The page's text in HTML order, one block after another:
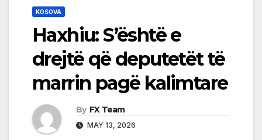
KOSOVA
Haxhiu: S’është e
drejtë që deputetët të
marrin pagë kalimtare
By FX Team
MAY 13, 2026